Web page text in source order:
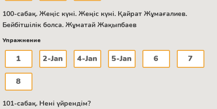
100-сабақ. Жеңіс күні. Жеңіс күні. Қайрат Жұмағалиев.
Бейбітшілік болса. Жұматай Жақыпбаев
Упражнение
1 2-Jan 4-Jan 5-Jan 6 7
8
101-сабақ. Нені үйрендім?